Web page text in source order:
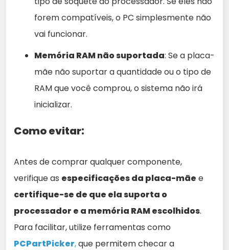
forem compatíveis, o PC simplesmente não
vai funcionar.
Memória RAM não suportada: Se a placa-
mãe não suportar a quantidade ou o tipo de
RAM que você comprou, o sistema não irá
inicializar.
Como evitar:
Antes de comprar qualquer componente,
verifique as especificações da placa-mãe e
certifique-se de que ela suporta o
processador e a memória RAM escolhidos.
Para facilitar, utilize ferramentas como
PCPartPicker,que permitem checar a